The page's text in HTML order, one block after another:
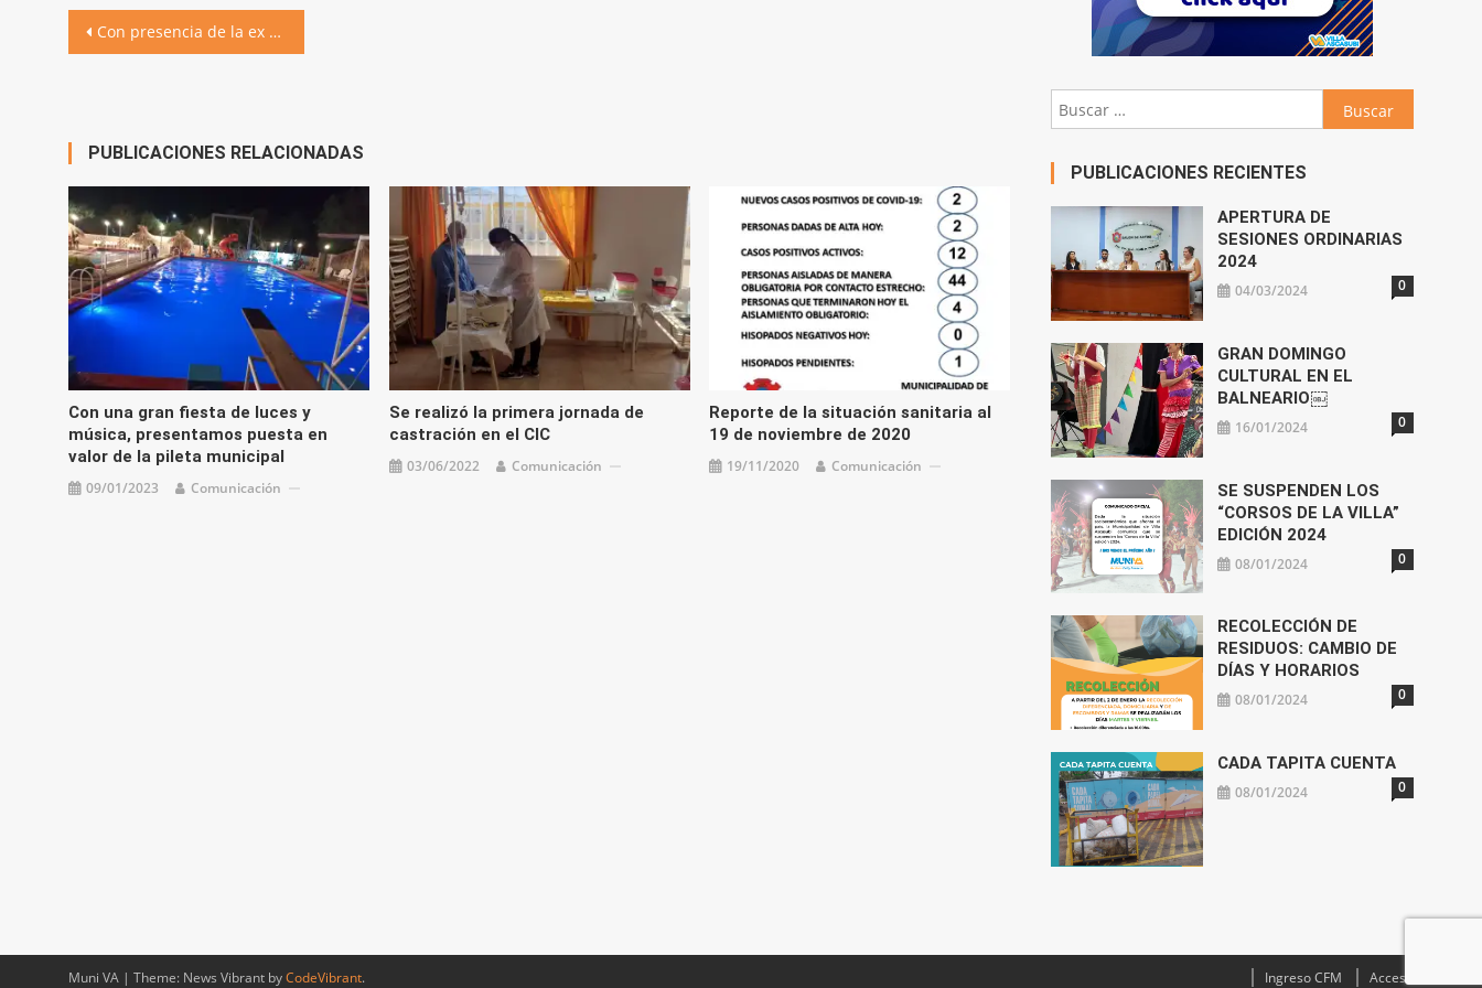
el
volumen.
Navegación
Con presencia de la ex presa política Olga García, se desarrolló el acto por el Día de la Memoria
PUBLICACIONES RELACIONADAS
Con una gran fiesta de luces y
música, presentamos puesta en
valor de la pileta municipal
09/01/2023 Comunicación
Se realizó la primera jornada de
castración en el CIC
03/06/2022 Comunicación
Reporte de la situación sanitaria al
19 de noviembre de 2020
19/11/2020 Comunicación
Buscar:
PUBLICACIONES RECIENTES
APERTURA DE
SESIONES ORDINARIAS
2024
04/03/2024 0
GRAN DOMINGO
CULTURAL EN EL
BALNEARIO￼
16/01/2024 0
SE SUSPENDEN LOS
“CORSOS DE LA VILLA”
EDICIÓN 2024
08/01/2024 0
RECOLECCIÓN DE
RESIDUOS: CAMBIO DE
DÍAS Y HORARIOS
08/01/2024 0
CADA TAPITA CUENTA
08/01/2024 0
Muni VA | Theme: News Vibrant byCodeVibrant. Ingreso CFM Acceso